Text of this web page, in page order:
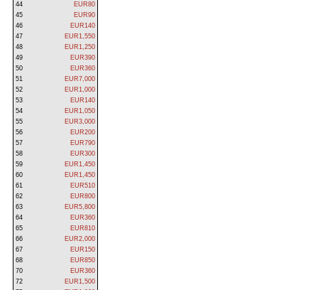
44
EUR80
45
EUR90
46
EUR140
47
EUR1,550
48
EUR1,250
49
EUR390
50
EUR360
51
EUR7,000
52
EUR1,000
53
EUR140
54
EUR1,050
55
EUR3,000
56
EUR200
57
EUR790
58
EUR300
59
EUR1,450
60
EUR1,450
61
EUR510
62
EUR800
63
EUR5,800
64
EUR360
65
EUR810
66
EUR2,000
67
EUR150
68
EUR850
70
EUR360
72
EUR1,500